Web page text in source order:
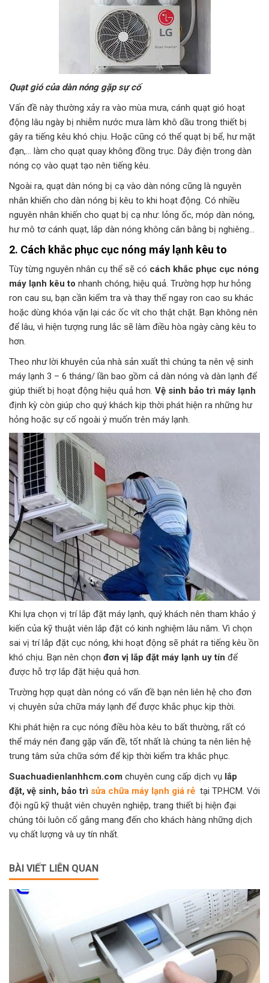
Quạt gió của dàn nóng gặp sự cố
Vấn đề này thường xảy ra vào mùa mưa, cánh quạt gió hoạt
động lâu ngày bị nhiễm nước mưa làm khô dầu trong thiết bị
gây ra tiếng kêu khó chịu. Hoặc cũng có thể quạt bị bể, hư mặt
đạn,… làm cho quạt quay không đồng trục. Dây điện trong dàn
nóng cọ vào quạt tạo nên tiếng kêu.
Ngoài ra, quạt dàn nóng bị cạ vào dàn nóng cũng là nguyên
nhân khiến cho dàn nóng bị kêu to khi hoạt động. Có nhiều
nguyên nhân khiến cho quạt bị cạ như: lỏng ốc, móp dàn nóng,
hư mô tơ cánh quạt, lắp dàn nóng không cân bằng bị nghiêng…
2. Cách khắc phục cục nóng máy lạnh kêu to
Tùy từng nguyên nhân cụ thể sẽ có cách khắc phục cục nóng
máy lạnh kêu to nhanh chóng, hiệu quả. Trường hợp hư hỏng
ron cau su, bạn cần kiểm tra và thay thế ngay ron cao su khác
hoặc dùng khóa vặn lại các ốc vít cho thật chặt. Bạn không nên
để lâu, vì hiện tượng rung lắc sẽ làm điều hòa ngày càng kêu to
hơn.
Theo như lời khuyên của nhà sản xuất thì chúng ta nên vệ sinh
máy lạnh 3 – 6 tháng/ lần bao gồm cả dàn nóng và dàn lạnh để
giúp thiết bị hoạt động hiệu quả hơn. Vệ sinh bảo trì máy lạnh
định kỳ còn giúp cho quý khách kịp thời phát hiện ra những hư
hỏng hoặc sự cố ngoài ý muốn trên máy lạnh.
Khi lựa chọn vị trí lắp đặt máy lạnh, quý khách nên tham khảo ý
kiến của kỹ thuật viên lắp đặt có kinh nghiệm lâu năm. Vì chọn
sai vị trí lắp đặt cục nóng, khi hoạt động sẽ phát ra tiếng kêu ồn
khó chịu. Bạn nên chọn đơn vị lắp đặt máy lạnh uy tín để
được hỗ trợ lắp đặt hiệu quả hơn.
Trường hợp quạt dàn nóng có vấn đề bạn nên liên hệ cho đơn
vị chuyên sửa chữa máy lạnh để được khắc phục kịp thời.
Khi phát hiện ra cục nóng điều hòa kêu to bất thường, rất có
thể máy nén đang gặp vấn đề, tốt nhất là chúng ta nên liên hệ
trung tâm sửa chữa sớm để kịp thời kiểm tra khắc phục.
Suachuadienlanhhcm.com chuyên cung cấp dịch vụ lắp
đặt, vệ sinh, bảo trì sửa chữa máy lạnh giá rẻ tại TP.HCM. Với
đội ngũ kỹ thuật viên chuyên nghiệp, trang thiết bị hiện đại
chúng tôi luôn cố gắng mang đến cho khách hàng những dịch
vụ chất lượng và uy tín nhất.
BÀI VIẾT LIÊN QUAN